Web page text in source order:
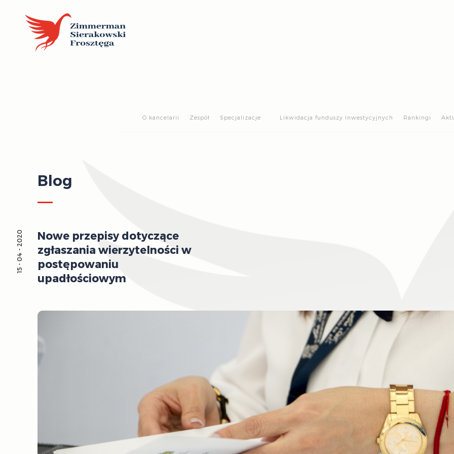
O kancelarii Zespół Specjalizacje Likwidacja funduszy inwestycyjnych Rankingi
Blog
Nowe przepisy dotyczące
zgłaszania wierzytelności w
postępowaniu
upadłościowym
15 - 04 - 2020